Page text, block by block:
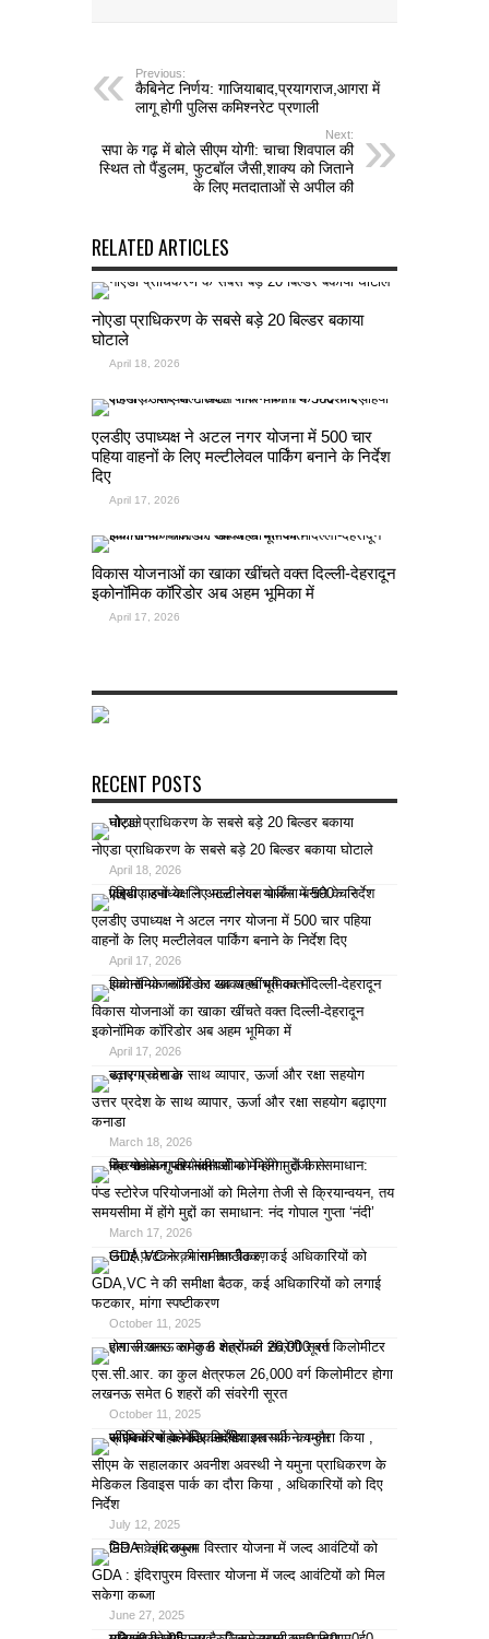
Previous:
कैबिनेट निर्णय: गाजियाबाद,प्रयागराज,आगरा में
लागू होगी पुलिस कमिश्नरेट प्रणाली
Next:
सपा के गढ़ में बोले सीएम योगी: चाचा शिवपाल की
स्थित तो पैंडुलम, फुटबॉल जैसी,शाक्य को जिताने
के लिए मतदाताओं से अपील की
RELATED ARTICLES
नोएडा प्राधिकरण के सबसे बड़े 20 बिल्डर बकाया
घोटाले
April 18, 2026
एलडीए उपाध्यक्ष ने अटल नगर योजना में 500 चार
पहिया वाहनों के लिए मल्टीलेवल पार्किंग बनाने के निर्देश
दिए
April 17, 2026
विकास योजनाओं का खाका खींचते वक्त दिल्ली-देहरादून
इकोनॉमिक कॉरिडोर अब अहम भूमिका में
April 17, 2026
RECENT POSTS
नोएडा प्राधिकरण के सबसे बड़े 20 बिल्डर बकाया घोटाले
April 18, 2026
एलडीए उपाध्यक्ष ने अटल नगर योजना में 500 चार पहिया
वाहनों के लिए मल्टीलेवल पार्किंग बनाने के निर्देश दिए
April 17, 2026
विकास योजनाओं का खाका खींचते वक्त दिल्ली-देहरादून
इकोनॉमिक कॉरिडोर अब अहम भूमिका में
April 17, 2026
उत्तर प्रदेश के साथ व्यापार, ऊर्जा और रक्षा सहयोग बढ़ाएगा
कनाडा
March 18, 2026
पंप्ड स्टोरेज परियोजनाओं को मिलेगा तेजी से क्रियान्वयन, तय
समयसीमा में होंगे मुद्दों का समाधान: नंद गोपाल गुप्ता ‘नंदी’
March 17, 2026
GDA,VC ने की समीक्षा बैठक, कई अधिकारियों को लगाई
फटकार, मांगा स्पष्टीकरण
October 11, 2025
एस.सी.आर. का कुल क्षेत्रफल 26,000 वर्ग किलोमीटर होगा
लखनऊ समेत 6 शहरों की संवरेगी सूरत
October 11, 2025
सीएम के सहालकार अवनीश अवस्थी ने यमुना प्राधिकरण के
मेडिकल डिवाइस पार्क का दौरा किया , अधिकारियों को दिए
निर्देश
July 12, 2025
GDA : इंदिरापुरम विस्तार योजना में जल्द आवंटियों को मिल
सकेगा कब्जा
June 27, 2025